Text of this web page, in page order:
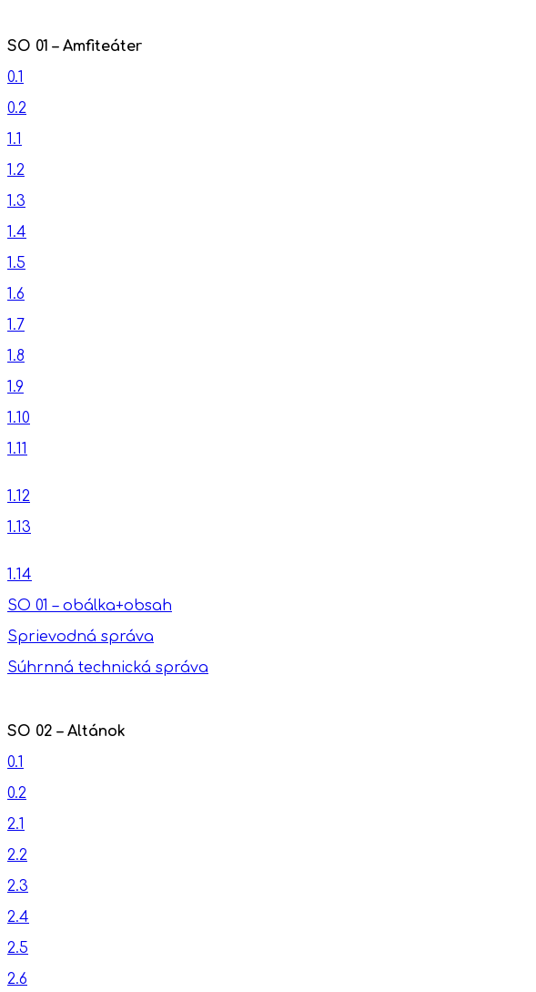
SO 01 – Amfiteáter
0.1
0.2
1.1
1.2
1.3
1.4
1.5
1.6
1.7
1.8
1.9
1.10
1.11
1.12
1.13
1.14
SO 01 – obálka+obsah
Sprievodná správa
Súhrnná technická správa
SO 02 – Altánok
0.1
0.2
2.1
2.2
2.3
2.4
2.5
2.6